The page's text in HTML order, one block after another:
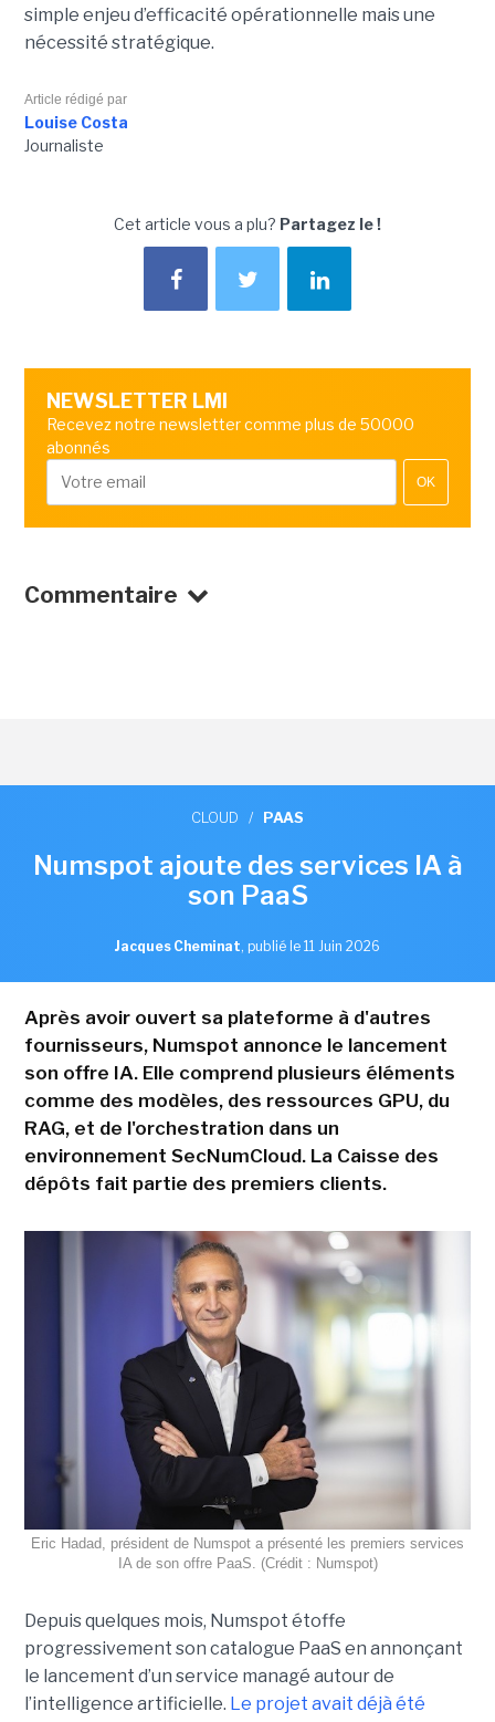
simple enjeu d’efficacité opérationnelle mais une
nécessité stratégique.
Article rédigé par
Louise Costa
Journaliste
Cet article vous a plu? Partagez le !
NEWSLETTER LMI
Recevez notre newsletter comme plus de 50000
abonnés
OK
Commentaire
CLOUD / PAAS
Numspot ajoute des services IA à
son PaaS
Jacques Cheminat, publié le 11 Juin 2026
Après avoir ouvert sa plateforme à d'autres
fournisseurs, Numspot annonce le lancement
son offre IA. Elle comprend plusieurs éléments
comme des modèles, des ressources GPU, du
RAG, et de l'orchestration dans un
environnement SecNumCloud. La Caisse des
dépôts fait partie des premiers clients.
Eric Hadad, président de Numspot a présenté les premiers services
IA de son offre PaaS. (Crédit : Numspot)
Depuis quelques mois, Numspot étoffe
progressivement son catalogue PaaS en annonçant
le lancement d’un service managé autour de
l’intelligence artificielle. Le projet avait déjà été